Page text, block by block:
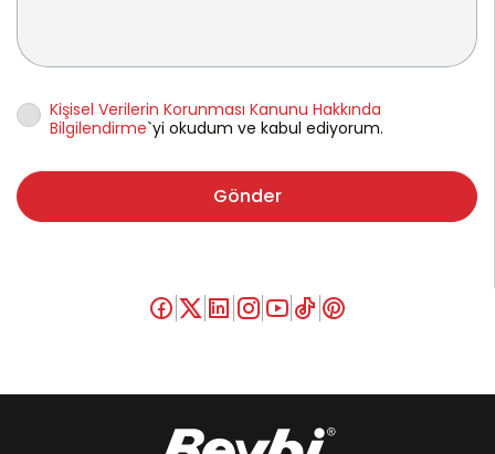
Kişisel Verilerin Korunması Kanunu Hakkında
Bilgilendirme`yi okudum ve kabul ediyorum.
Gönder